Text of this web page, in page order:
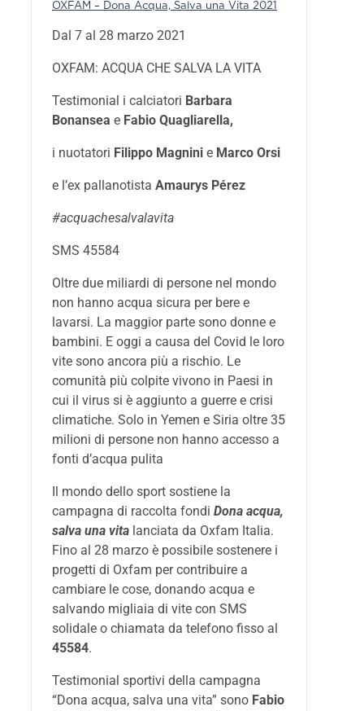
OXFAM – Dona Acqua, Salva una Vita 2021
Dal 7 al 28 marzo 2021
OXFAM: ACQUA CHE SALVA LA VITA
Testimonial i calciatori Barbara
Bonansea e Fabio Quagliarella,
i nuotatori Filippo Magnini e Marco Orsi
e l’ex pallanotista Amaurys Pérez
#acquachesalvalavita
SMS 45584
Oltre due miliardi di persone nel mondo
non hanno acqua sicura per bere e
lavarsi. La maggior parte sono donne e
bambini. E oggi a causa del Covid le loro
vite sono ancora più a rischio. Le
comunità più colpite vivono in Paesi in
cui il virus si è aggiunto a guerre e crisi
climatiche. Solo in Yemen e Siria oltre 35
milioni di persone non hanno accesso a
fonti d’acqua pulita
Il mondo dello sport sostiene la
campagna di raccolta fondi Dona acqua,
salva una vita lanciata da Oxfam Italia.
Fino al 28 marzo è possibile sostenere i
progetti di Oxfam per contribuire a
cambiare le cose, donando acqua e
salvando migliaia di vite con SMS
solidale o chiamata da telefono fisso al
45584.
Testimonial sportivi della campagna
“Dona acqua, salva una vita” sono Fabio